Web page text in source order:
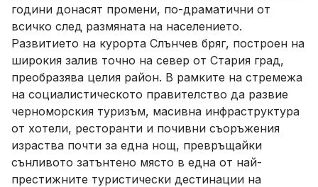
години донасят промени, по-драматични от
всичко след размяната на населението.
Развитието на курорта Слънчев бряг, построен на
широкия залив точно на север от Стария град,
преобразява целия район. В рамките на стремежа
на социалистическото правителство да развие
черноморския туризъм, масивна инфраструктура
от хотели, ресторанти и почивни съоръжения
израства почти за една нощ, превръщайки
сънливото затънтено място в една от най-
престижните туристически дестинации на